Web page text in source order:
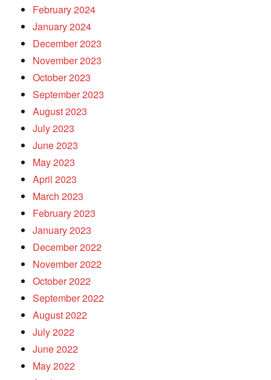
February 2024
January 2024
December 2023
November 2023
October 2023
September 2023
August 2023
July 2023
June 2023
May 2023
April 2023
March 2023
February 2023
January 2023
December 2022
November 2022
October 2022
September 2022
August 2022
July 2022
June 2022
May 2022